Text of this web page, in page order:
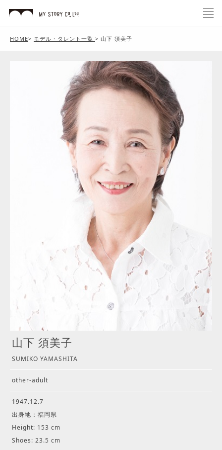
HOME> モデル・タレント一覧 > 山下 須美子
山下 須美子
SUMIKO YAMASHITA
other-adult
1947.12.7
出身地：福岡県
Height: 153 cm
Shoes: 23.5 cm